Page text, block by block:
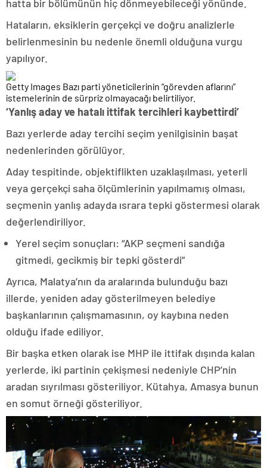
hatta bir bölümünün hiç dönmeyebileceği yönünde.
Hataların, eksiklerin gerçekçi ve doğru analizlerle
belirlenmesinin bu nedenle önemli olduğuna vurgu
yapılıyor.
Getty Images Bazı parti yöneticilerinin “görevden aflarını”
istemelerinin de sürpriz olmayacağı belirtiliyor.
‘Yanlış aday ve hatalı ittifak tercihleri kaybettirdi’
Bazı yerlerde aday tercihi seçim yenilgisinin başat
nedenlerinden görülüyor.
Aday tespitinde, objektiflikten uzaklaşılması, yeterli
veya gerçekçi saha ölçümlerinin yapılmamış olması,
seçmenin yanlış adayda ısrara tepki göstermesi olarak
değerlendiriliyor.
Yerel seçim sonuçları: “AKP seçmeni sandığa
gitmedi, gecikmiş bir tepki gösterdi”
Ayrıca, Malatya’nın da aralarında bulunduğu bazı
illerde, yeniden aday gösterilmeyen belediye
başkanlarının çalışmamasının, oy kaybına neden
olduğu ifade ediliyor.
Bir başka etken olarak ise MHP ile ittifak dışında kalan
yerlerde, iki partinin çekişmesi nedeniyle CHP’nin
aradan sıyrılması gösteriliyor. Kütahya, Amasya bunun
en somut örneği gösteriliyor.